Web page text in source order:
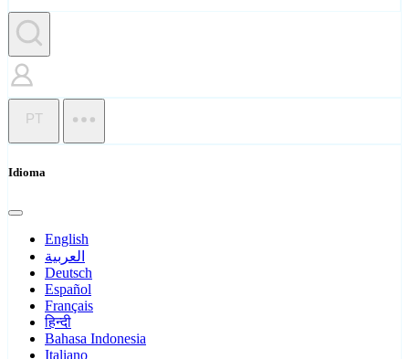
PT
Idioma
English
العربية
Deutsch
Español
Français
हिन्दी
Bahasa Indonesia
Italiano